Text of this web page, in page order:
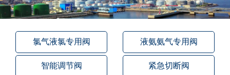
氯气液氯专用阀 液氨氨气专用阀
智能调节阀 紧急切断阀